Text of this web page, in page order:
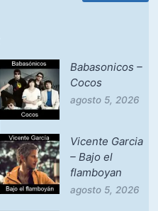
Babasonicos –
Cocos
agosto 5, 2026
Vicente Garcia
– Bajo el
flamboyan
agosto 5, 2026